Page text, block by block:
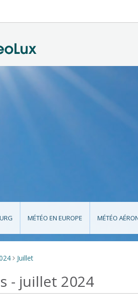
MÉTÉO EN EUROPE MÉTÉO
> Juillet
- juillet 2024